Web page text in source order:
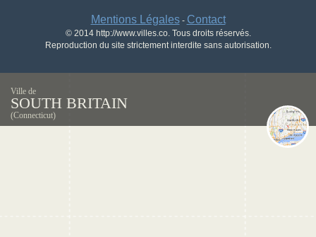
Mentions Légales- Contact
© 2014 http://www.villes.co. Tous droits réservés.
Reproduction du site strictement interdite sans autorisation.
Ville de
SOUTH BRITAIN
(Connecticut)